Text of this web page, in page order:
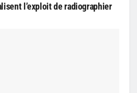
l’exploit de radiographier